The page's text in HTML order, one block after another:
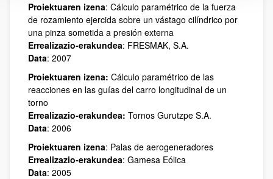
Proiektuaren izena: Cálculo paramétrico de la fuerza
de rozamiento ejercida sobre un vástago cilíndrico por
una pinza sometida a presión externa
Errealizazio-erakundea: FRESMAK, S.A.
Data: 2007
Proiektuaren izena: Cálculo paramétrico de las
reacciones en las guías del carro longitudinal de un
torno
Errealizazio-erakundea: Tornos Gurutzpe S.A.
Data: 2006
Proiektuaren izena: Palas de aerogeneradores
Errealizazio-erakundea: Gamesa Eólica
Data: 2005